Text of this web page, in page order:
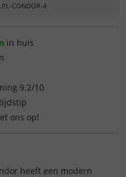
CONDOR-4
in huis
9.2/10
ons op!
heeft een modern